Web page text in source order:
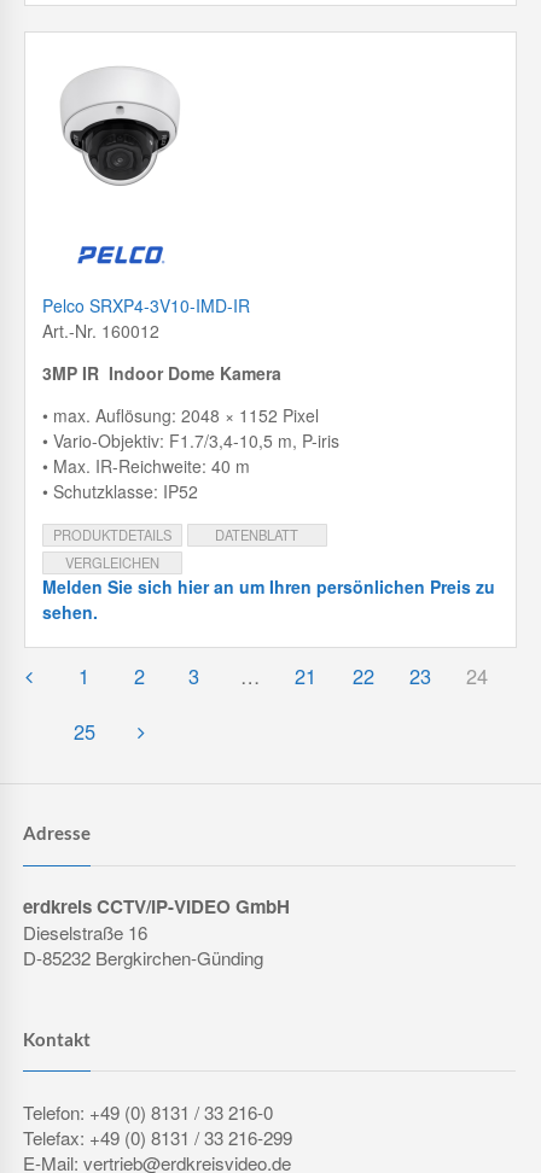
Pelco SRXP4-3V10-IMD-IR
Art.-Nr. 160012
3MP IR Indoor Dome Kamera
• max. Auflösung: 2048 × 1152 Pixel
• Vario-Objektiv: F1.7/3,4-10,5 m, P-iris
• Max. IR-Reichweite: 40 m
• Schutzklasse: IP52
PRODUKTDETAILS
DATENBLATT
VERGLEICHEN
Melden Sie sich hier an um Ihren persönlichen Preis zu
sehen.
1 2 3 … 21 22 23
24
25
Adresse
erdkreis CCTV/IP-VIDEO GmbH
Dieselstraße 16
D-85232 Bergkirchen-Günding
Kontakt
Telefon: +49 (0) 8131 / 33 216-0
Telefax: +49 (0) 8131 / 33 216-299
E-Mail: vertrieb@erdkreisvideo.de